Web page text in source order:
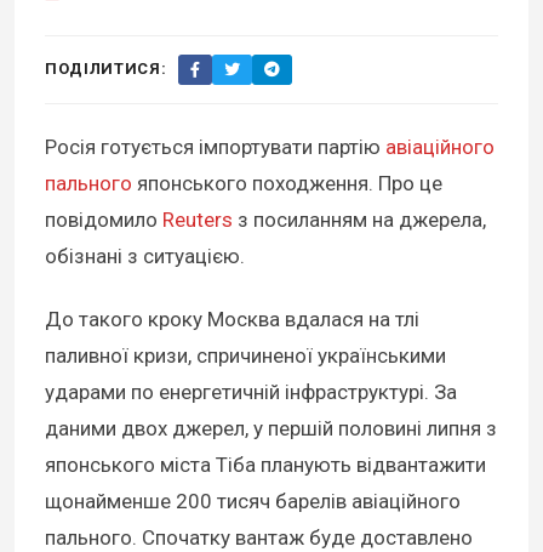
ПОДІЛИТИСЯ:
Росія готується імпортувати партію авіаційного
пального японського походження. Про це
повідомило Reuters з посиланням на джерела,
обізнані з ситуацією.
До такого кроку Москва вдалася на тлі
паливної кризи, спричиненої українськими
ударами по енергетичній інфраструктурі. За
даними двох джерел, у першій половині липня з
японського міста Тіба планують відвантажити
щонайменше 200 тисяч барелів авіаційного
пального. Спочатку вантаж буде доставлено